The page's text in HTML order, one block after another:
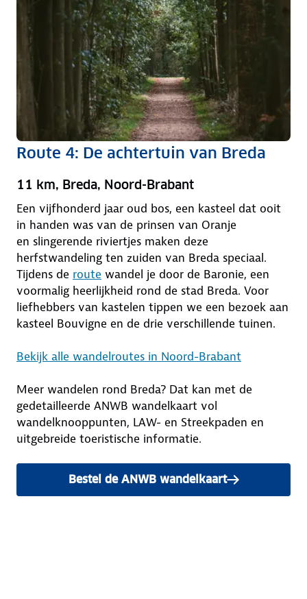
Route 4: De achtertuin van Breda
11 km, Breda, Noord-Brabant
Een vijfhonderd jaar oud bos, een kasteel dat ooit
in handen was van de prinsen van Oranje
en slingerende riviertjes maken deze
herfstwandeling ten zuiden van Breda speciaal.
Tijdens de route wandel je door de Baronie, een
voormalig heerlijkheid rond de stad Breda. Voor
liefhebbers van kastelen tippen we een bezoek aan
kasteel Bouvigne en de drie verschillende tuinen.
Bekijk alle wandelroutes in Noord-Brabant
Meer wandelen rond Breda? Dat kan met de
gedetailleerde ANWB wandelkaart vol
wandelknooppunten, LAW- en Streekpaden en
uitgebreide toeristische informatie.
Bestel de ANWB wandelkaart